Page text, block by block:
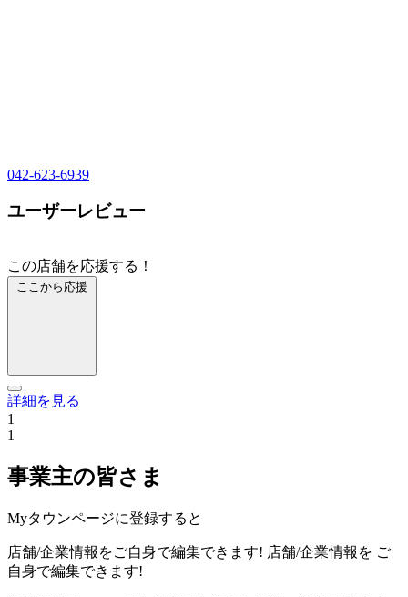
042-623-6939
ユーザーレビュー
この店舗を応援する！
ここから応援
詳細を見る
1
1
事業主の皆さま
Myタウンページに登録すると
店舗/企業情報をご自身で編集できます! 店舗/企業情報を ご
自身で編集できます!